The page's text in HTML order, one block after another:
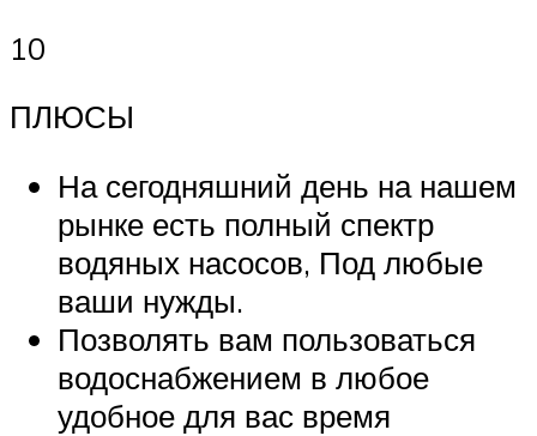
10
ПЛЮСЫ
На сегодняшний день на нашем
рынке есть полный спектр
водяных насосов, Под любые
ваши нужды.
Позволять вам пользоваться
водоснабжением в любое
удобное для вас время